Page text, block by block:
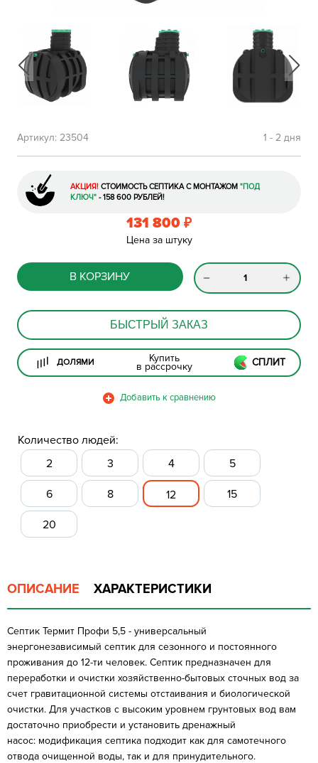
1 - 2 дня
Артикул: 23504
АКЦИЯ! СТОИМОСТЬ СЕПТИКА С МОНТАЖОМ"ПОД
КЛЮЧ" - 158 600 РУБЛЕЙ!
131 800 ₽
Цена за штуку
В КОРЗИНУ
БЫСТРЫЙ ЗАКАЗ
ДОЛЯМИ Купить
в рассрочку СПЛИТ
Количество людей:
2
3 4 5
6 8 12 15
20
ОПИСАНИЕ ХАРАКТЕРИСТИКИ
Септик Термит Профи 5,5 - универсальный
энергонезависимый септик для сезонного и постоянного
проживания до 12-ти человек. Септик предназначен для
переработки и очистки хозяйственно-бытовых сточных вод за
счет гравитационной системы отстаивания и биологической
очистки. Для участков с высоким уровнем грунтовых вод вам
достаточно приобрести и установить дренажный
насос: модификация септика подходит как для самотечного
отвода очищенной воды, так и для принудительного.